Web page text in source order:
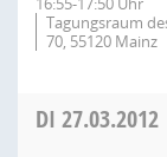
Tagungsraum
70, 55120 Mainz
DI 27.03.2012